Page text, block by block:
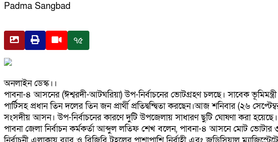
Padma Sangbad
৭৫
অনলাইন ডেস্ক।।
পাবনা-৪ আসনের (ঈশ্বরদী-আটঘরিয়া) উপ-নির্বাচনের ভোটগ্রহণ চলছে। সাবেক
পার্টিসহ প্রধান তিন দলের তিন জন প্রার্থী প্রতিদ্বন্দ্বিতা করছেন।আজ শনিবার (২৬
সংসদীয় আসন। উপ-নির্বাচনের কারণে দুটি উপজেলায় সাধারণ ছুটি ঘোষণা করা হয়েছে।
পাবনা জেলা নির্বাচন কর্মকর্তা আব্দুল লতিফ শেখ বলেন, পাবনা-৪ আসনে মোট